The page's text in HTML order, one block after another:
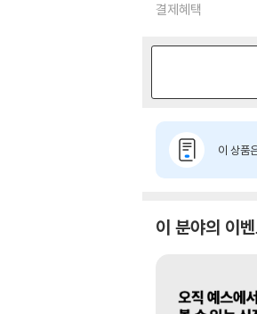
결제혜택
이 상품
이 분야의 이